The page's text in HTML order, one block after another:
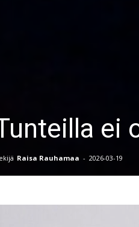
ei
Raisa Rauhamaa - 2026-03-19